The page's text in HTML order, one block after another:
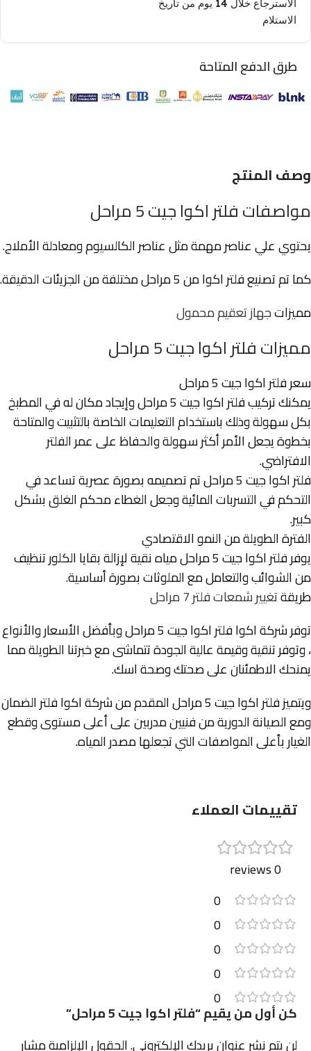
الاسترجاع خلال 14 يوم من تاريخ
الاستلام
طرق الدفع المتاحة
وصف المنتج
مواصفات فلتر اكوا جيت 5 مراحل
يحتوي علي عناصر مهمة مثل عناصر الكالسيوم ومعادلة الأملاح.
كما تم تصنيع فلتر اكوا من 5 مراحل مختلفة من الجزيئات الدقيقة.
مميزاتجهاز تعقيم محمول
مميزات فلتر اكوا جيت 5 مراحل
سعر فلتر اكوا جيت 5 مراحل
يمكنك تركيب فلتر اكوا جيت 5 مراحل وإيجاد مكان له في المطبخ
بكل سهولة وذلك باستخدام التعليمات الخاصة بالتثبيت والمتاحة
بخطوة يجعل الأمر أكثر سهولة والحفاظ على عمر الفلتر
الافتراضي.
فلتر اكوا جيت 5 مراحل تم تصميمه بصورة عصرية تساعد في
التحكم في التسربات المائية وجعل الغطاء محكم الغلق بشكل
كبير.
الفترة الطويلة من النمو الاقتصادي
يوفر فلتر اكوا جيت 5 مراحل مياه نقية لإزالة بقايا الكلور تنظيف
من الشوائب والتعامل مع الملوثات بصورة أساسية.
طريقةتغيير شمعات فلتر 7 مراحل
توفر شركة اكوا فلتر اكوا جيت 5 مراحل وبأفضل الأسعار والأنواع
، وتوفر تنقية وقيمة عالية الجودة تتماشى مع خبرتنا الطويلة مما
يمنحك الاطمئنان على صحتك وصحة اسك.
ويتميز فلتر اكوا جيت 5 مراحل المقدم من شركة اكوا فلتر الضمان
ومع الصيانة الدورية من فنيين مدربين على أعلى مستوى وقطع
الغيار بأعلى المواصفات التي تجعلها مصدر المياه.
تقييمات العملاء
0 reviews
0
0
0
0
0
كن أول من يقيم “فلتر اكوا جيت 5 مراحل”
لن يتم نشر عنوان بريدك الإلكتروني.الحقول الإلزامية مشار